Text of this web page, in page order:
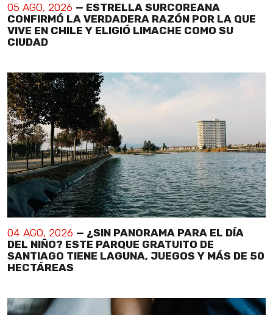
05 AGO, 2026 — ESTRELLA SURCOREANA
CONFIRMÓ LA VERDADERA RAZÓN POR LA QUE
VIVE EN CHILE Y ELIGIÓ LIMACHE COMO SU
CIUDAD
04 AGO, 2026 — ¿SIN PANORAMA PARA EL DÍA
DEL NIÑO? ESTE PARQUE GRATUITO DE
SANTIAGO TIENE LAGUNA, JUEGOS Y MÁS DE 50
HECTÁREAS